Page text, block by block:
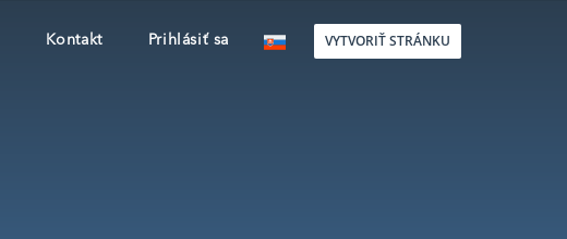
Kontakt Prihlásiť sa VYTVORIŤ STRÁNKU